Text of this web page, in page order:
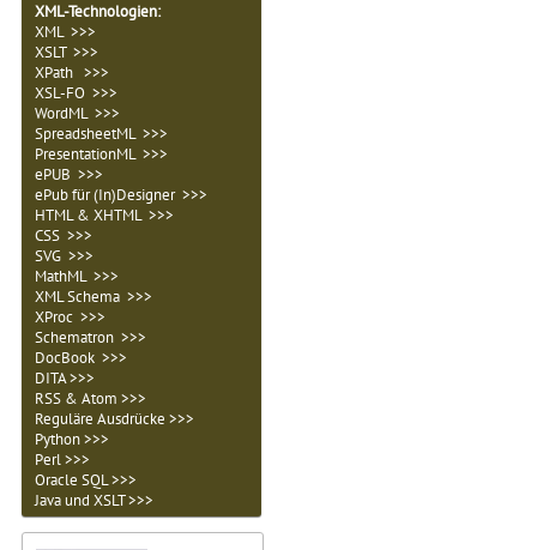
XML-Technologien:
XML >>>
XSLT >>>
XPath >>>
XSL-FO >>>
WordML >>>
SpreadsheetML >>>
PresentationML >>>
ePUB >>>
ePub für (In)Designer >>>
HTML & XHTML >>>
CSS >>>
SVG >>>
MathML >>>
XML Schema >>>
XProc >>>
Schematron >>>
DocBook >>>
DITA >>>
RSS & Atom >>>
Reguläre Ausdrücke >>>
Python >>>
Perl >>>
Oracle SQL >>>
Java und XSLT >>>